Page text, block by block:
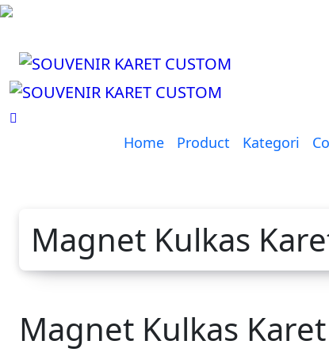
Lewati
Home Product Kategori
Magnet Kulkas
Magnet Kulkas Karet